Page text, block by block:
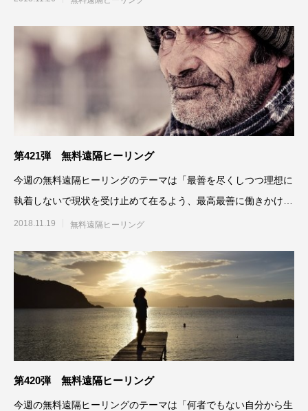
第421弾 無料遠隔ヒーリング
今週の無料遠隔ヒーリングのテーマは「最善を尽くしつつ理想に
執着しないで現状を受け止めて在るよう、最高最善に働きかけ
る」です。参加される方は、
2018.11.19 無料遠隔ヒーリング
第420弾 無料遠隔ヒーリング
今週の無料遠隔ヒーリングのテーマは「何者でもない自分から生